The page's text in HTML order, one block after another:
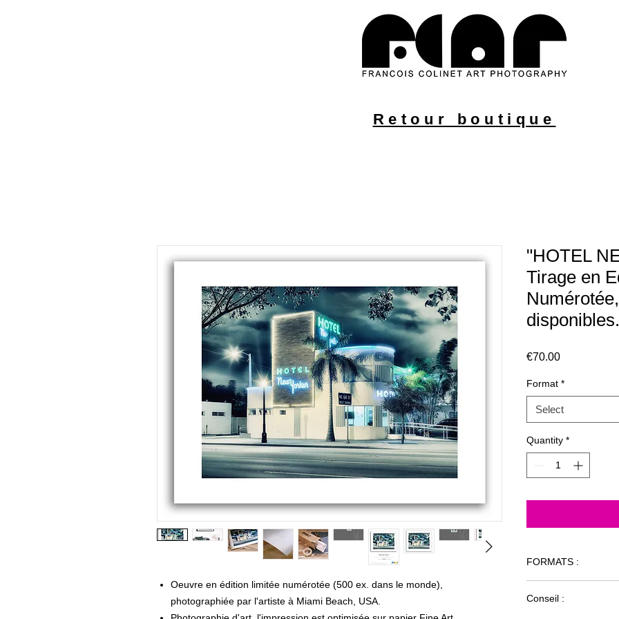
Retour boutique
Oeuvre en édition limitée numérotée (500 ex. dans le monde),
photographiée par l'artiste à Miami Beach, USA.
"HOTEL
Tirage en
disponibles.
€70.00Price
Format *
Select
Quantity *
FORMATS :
Toutes les
Conseil :